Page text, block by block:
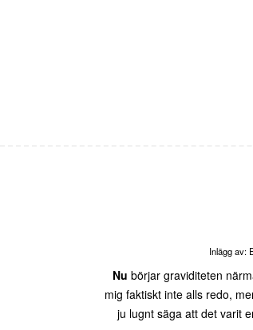
Inlägg av:
Nu börjar graviditeten
mig faktiskt inte alls redo,
ju lugnt säga att det varit